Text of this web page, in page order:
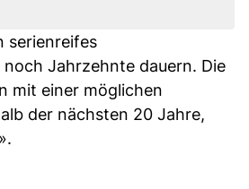
serienreifes
noch Jahrzehnte dauern. Die
mit einer möglichen
der nächsten 20 Jahre,